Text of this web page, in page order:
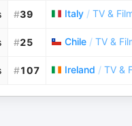
#39 Italy / TV &
#25 Chile / TV &
#107 Ireland / TV &